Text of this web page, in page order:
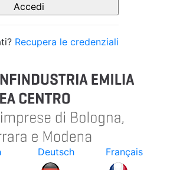
Recupera le credenziali
Deutsch Français